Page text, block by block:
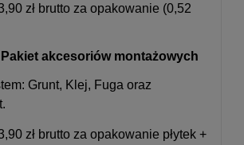
zł brutto za opakowanie (0,52
Pakiet akcesoriów montażowych
Grunt, Klej, Fuga oraz
zł brutto za opakowanie płytek +